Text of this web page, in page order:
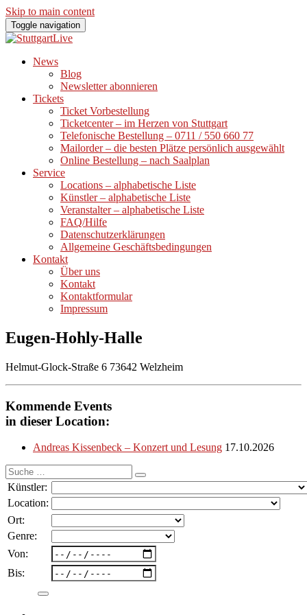
Skip to main content
Toggle navigation
News
Blog
Newsletter abonnieren
Tickets
Ticket Vorbestellung
Ticketcenter – im Herzen von Stuttgart
Telefonische Bestellung – 0711 / 550 660 77
Mailorder – die besten Plätze persönlich ausgewählt
Online Bestellung – nach Saalplan
Service
Locations – alphabetische Liste
Künstler – alphabetische Liste
Veranstalter – alphabetische Liste
FAQ/Hilfe
Datenschutzerklärungen
Allgemeine Geschäftsbedingungen
Kontakt
Über uns
Kontakt
Kontaktformular
Impressum
Eugen-Hohly-Halle
Helmut-Glock-Straße 6 73642 Welzheim
Kommende Events
in dieser Location:
Andreas Kissenbeck – Konzert und Lesung 17.10.2026
Suche
nach:
Künstler:
Location:
Ort:
Genre:
Von:
Bis: